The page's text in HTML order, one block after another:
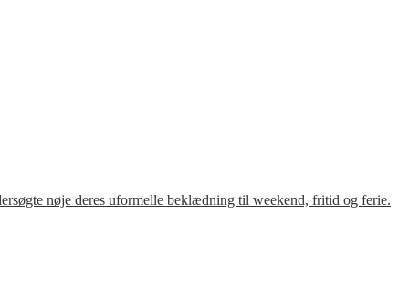
nøje deres uformelle beklædning til weekend, fritid og ferie.